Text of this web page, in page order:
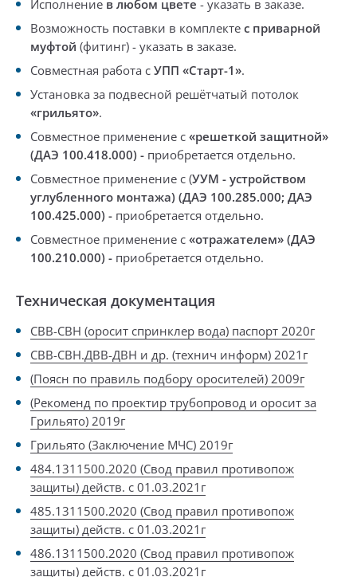
Исполнение в любом цвете - указать в заказе.
Возможность поставки в комплекте с приварной
муфтой (фитинг) - указать в заказе.
Совместная работа с УПП «Старт-1».
Установка за подвесной решётчатый потолок
«грильято».
Совместное применение с «решеткой защитной»
(ДАЭ 100.418.000) - приобретается отдельно.
Совместное применение с (УУМ - устройством
углубленного монтажа) (ДАЭ 100.285.000; ДАЭ
100.425.000) - приобретается отдельно.
Совместное применение с «отражателем» (ДАЭ
100.210.000) - приобретается отдельно.
Техническая документация
СВВ-СВН (оросит спринклер вода) паспорт 2020г
СВВ-СВН.ДВВ-ДВН и др. (технич информ) 2021г
(Поясн по правиль подбору оросителей) 2009г
(Рекоменд по проектир трубопровод и оросит за
Грильято) 2019г
Грильято (Заключение МЧС) 2019г
484.1311500.2020 (Свод правил противопож
защиты) действ. с 01.03.2021г
485.1311500.2020 (Свод правил противопож
защиты) действ. с 01.03.2021г
486.1311500.2020 (Свод правил противопож
защиты) действ. с 01.03.2021г